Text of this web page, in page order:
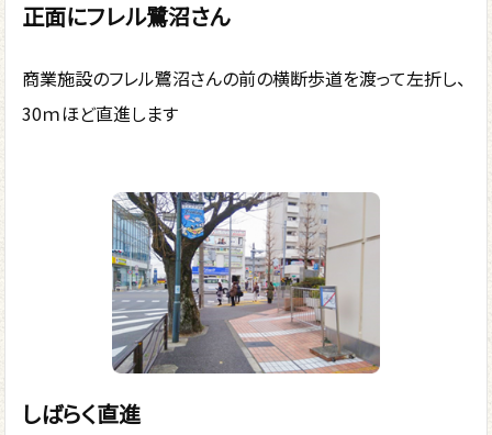
正面にフレル鷺沼さん
商業施設のフレル鷺沼さんの前の横断歩道を渡って左折し、
30ｍほど直進します
しばらく直進